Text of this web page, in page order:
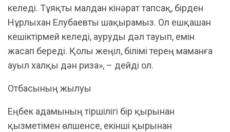
келеді. Тұяқты малдан кінәрат тапсақ, бірден
Нұрлыхан Елубаевты шақырамыз. Ол ешқашан
кешіктірмей келеді, ауруды дәл тауып, емін
жасап береді. Қолы жеңіл, білімі терең маманға
ауыл халқы дән риза», – дейді ол.
Отбасының жылуы
Еңбек адамының тіршілігі бір қырынан
қызметімен өлшенсе, екінші қырынан